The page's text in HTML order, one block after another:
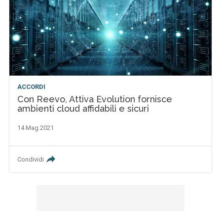
ACCORDI
Con Reevo, Attiva Evolution fornisce
ambienti cloud affidabili e sicuri
14 Mag 2021
Condividi